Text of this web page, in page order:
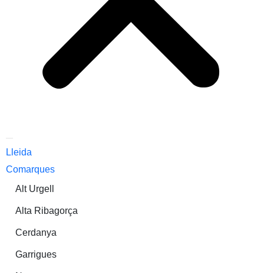
Lleida
Comarques
Alt Urgell
Alta Ribagorça
Cerdanya
Garrigues